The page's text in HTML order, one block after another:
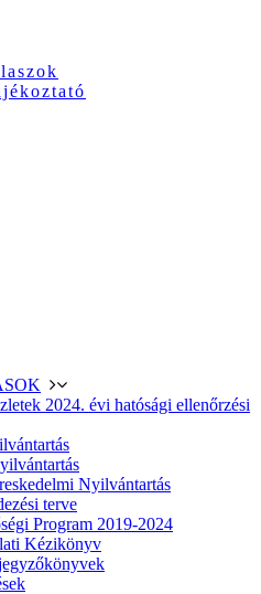
2024. évi hatósági ellenőrzési
Nyilvántartás
terve
Program 2019-2024
Kézikönyv